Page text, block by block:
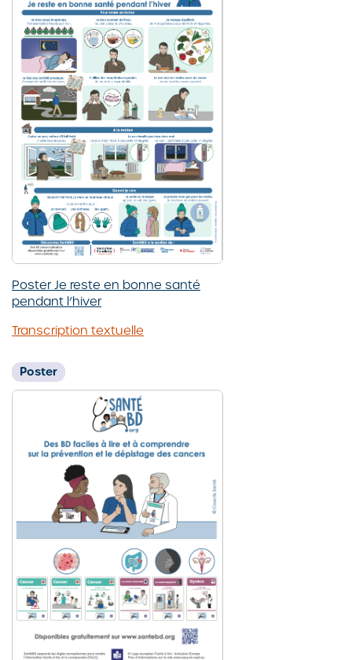
Poster Je reste en bonne santé
pendant l’hiver
Transcription textuelle
Poster